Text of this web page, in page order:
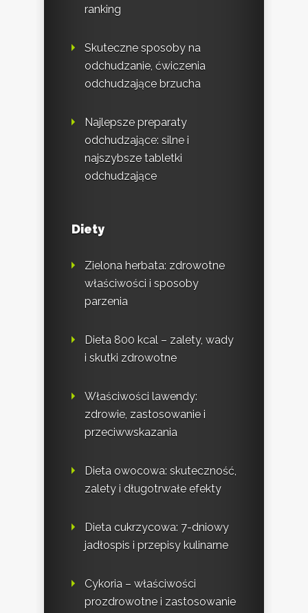
ranking
Skuteczne sposoby na
odchudzanie, ćwiczenia
odchudzające brzucha
Najlepsze preparaty
odchudzające: silne i
najszybsze tabletki
odchudzające
Diety
Zielona herbata: zdrowotne
właściwości i sposoby
parzenia
Dieta 800 kcal – zalety, wady
i skutki zdrowotne
Właściwości lawendy:
zdrowie, zastosowanie i
przeciwwskazania
Dieta owocowa: skuteczność,
zalety i długotrwałe efekty
Dieta cukrzycowa: 7-dniowy
jadłospis i przepisy kulinarne
Cykoria – właściwości
prozdrowotne i zastosowanie